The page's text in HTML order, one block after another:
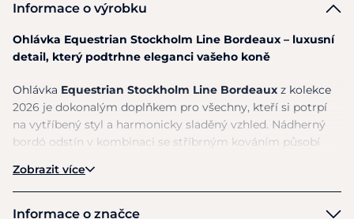
Informace o výrobku
Ohlávka Equestrian Stockholm Line Bordeaux – luxusní
detail, který podtrhne eleganci vašeho koně
Ohlávka Equestrian Stockholm Line Bordeaux z kolekce
2026 je dokonalým doplňkem pro všechny, kteří si potrpí
na vytříbený styl a harmonicky sladěný vzhled. Nádherný
bordó odstín v kombinaci se stříbrným kováním působí
upoutá pozornost a dodá koni upravený a reprezentativní
vzhled.
Zobrazit více
Informace o značce